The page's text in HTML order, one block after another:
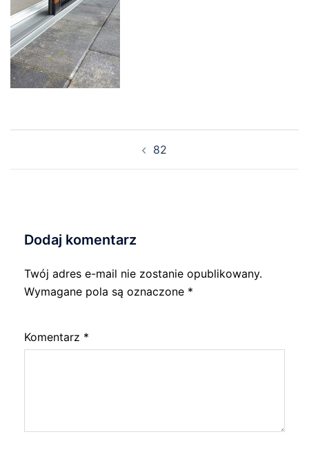
82
Dodaj komentarz
Twój adres e-mail nie zostanie opublikowany.
Wymagane pola są oznaczone *
Komentarz *